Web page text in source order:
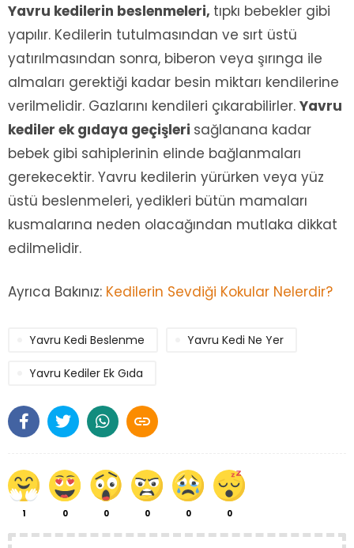

1 0 0 0 0 0
Yavru kedilerin beslenmeleri, tıpkı bebekler gibi
yapılır. Kedilerin tutulmasından ve sırt üstü
yatırılmasından sonra, biberon veya şırınga ile
almaları gerektiği kadar besin miktarı kendilerine
verilmelidir. Gazlarını kendileri çıkarabilirler. Yavru
kediler ek gıdaya geçişleri sağlanana kadar
bebek gibi sahiplerinin elinde bağlanmaları
gerekecektir. Yavru kedilerin yürürken veya yüz
üstü beslenmeleri, yedikleri bütün mamaları
kusmalarına neden olacağından mutlaka dikkat
edilmelidir.
Ayrıca Bakınız: Kedilerin Sevdiği Kokular Nelerdir?
Yavru Kedi Beslenme Yavru Kedi Ne Yer
Yavru Kediler Ek Gıda